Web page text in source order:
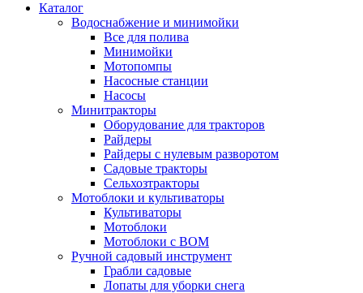
Каталог
Водоснабжение и минимойки
Все для полива
Минимойки
Мотопомпы
Насосные станции
Насосы
Минитракторы
Оборудование для тракторов
Райдеры
Райдеры с нулевым разворотом
Садовые тракторы
Сельхозтракторы
Мотоблоки и культиваторы
Культиваторы
Мотоблоки
Мотоблоки с ВОМ
Ручной садовый инструмент
Грабли садовые
Лопаты для уборки снега